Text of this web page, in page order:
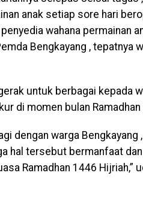
anak setiap sore hari
wahana permainan
Bengkayang , tepatnya
untuk berbagai kepada
di momen bulan
dengan warga Bengkayang
hal tersebut bermanfaat
Ramadhan 1446 Hijriah,”